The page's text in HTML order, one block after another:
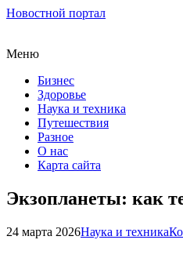
Новостной портал
Меню
Бизнес
Здоровье
Наука и техника
Путешествия
Разное
О нас
Карта сайта
Экзопланеты: как
24 марта 2026Наука и техника